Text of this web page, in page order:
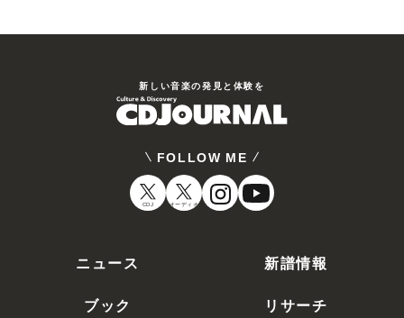
新しい⾳楽の発⾒と体験を
FOLLOW ME
CDJ オーディオ
ニュース
新譜情報
ブック
リサーチ